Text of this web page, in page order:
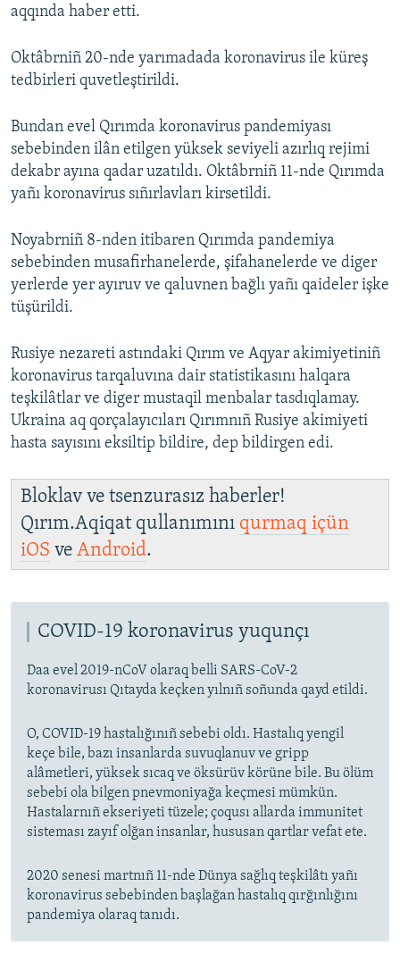
aqqında haber etti.
Oktâbrniñ 20-nde yarımadada koronavirus ile küreş
tedbirleri quvetleştirildi.
Bundan evel Qırımda koronavirus pandemiyası
sebebinden ilân etilgen yüksek seviyeli azırlıq rejimi
dekabr ayına qadar uzatıldı. Oktâbrniñ 11-nde Qırımda
yañı koronavirus sıñırlavları kirsetildi.
Noyabrniñ 8-nden itibaren Qırımda pandemiya
sebebinden musafirhanelerde, şifahanelerde ve diger
yerlerde yer ayıruv ve qaluvnen bağlı yañı qaideler işke
tüşürildi.
Rusiye nezareti astındaki Qırım ve Aqyar akimiyetiniñ
koronavirus tarqaluvına dair statistikasını halqara
teşkilâtlar ve diger mustaqil menbalar tasdıqlamay.
Ukraina aq qorçalayıcıları Qırımnıñ Rusiye akimiyeti
hasta sayısını eksiltip bildire, dep bildirgen edi.
Bloklav ve tsenzurasız haberler!
Qırım.Aqiqat qullanımını qurmaq içün
iOS ve Android.
COVID-19 koronavirus yuqunçı
Daa evel 2019-nCoV olaraq belli SARS-CoV-2
koronavirusı Qıtayda keçken yılnıñ soñunda qayd etildi.
O, COVID-19 hastalığınıñ sebebi oldı. Hastalıq yengil
keçe bile, bazı insanlarda suvuqlanuv ve gripp
alâmetleri, yüksek sıcaq ve öksürüv körüne bile. Bu ölüm
sebebi ola bilgen pnevmoniyağa keçmesi mümkün.
Hastalarnıñ ekseriyeti tüzele; çoqusı allarda immunitet
sisteması zayıf olğan insanlar, hususan qartlar vefat ete.
2020 senesi martnıñ 11-nde Dünya sağlıq teşkilâtı yañı
koronavirus sebebinden başlağan hastalıq qırğınlığını
pandemiya olaraq tanıdı.